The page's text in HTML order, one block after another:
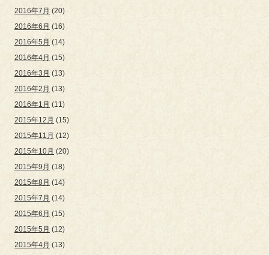
2016年7月 (20)
2016年6月 (16)
2016年5月 (14)
2016年4月 (15)
2016年3月 (13)
2016年2月 (13)
2016年1月 (11)
2015年12月 (15)
2015年11月 (12)
2015年10月 (20)
2015年9月 (18)
2015年8月 (14)
2015年7月 (14)
2015年6月 (15)
2015年5月 (12)
2015年4月 (13)